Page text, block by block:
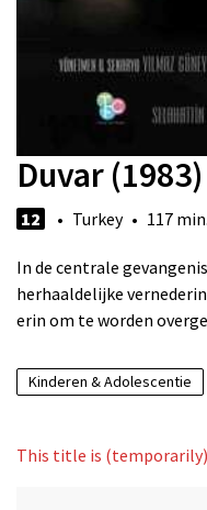
Duvar (1983)
12 • Turkey • 117 min.
In de centrale
herhaaldelijke
erin om te worden
Kinderen & Adolescentie
This title is